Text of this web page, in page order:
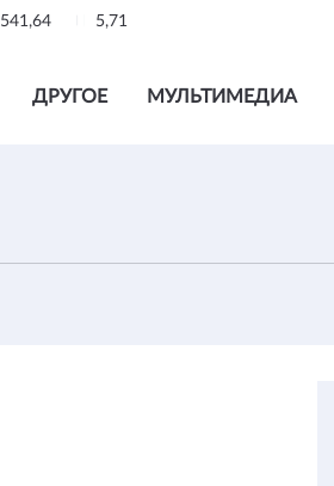
541,64 5,71
ДРУГОЕ МУЛЬТИМЕДИА